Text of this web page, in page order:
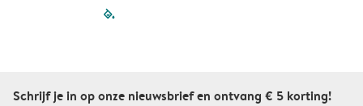
filled-pagination
Schrijf je in op onze nieuwsbrief en ontvang € 5 korting!